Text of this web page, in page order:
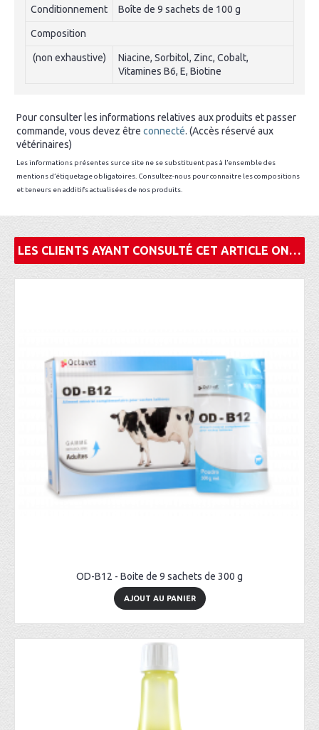
Conditionnement Boîte de 9 sachets de 100 g
Composition
(non exhaustive)
Niacine, Sorbitol, Zinc, Cobalt,
Vitamines B6, E, Biotine
Pour consulter les informations relatives aux produits et passer
commande, vous devez être connecté. (Accès réservé aux
vétérinaires)
Les informations présentes sur ce site ne se substituent pas à l’ensemble des
mentions d’étiquetage obligatoires. Consultez-nous pour connaitre les compositions
et teneurs en additifs actualisées de nos produits.
LES CLIENTS AYANT CONSULTÉ CET ARTICLE ONT ÉGALEMENT ACHETÉ
OD-B12 - Boite de 9 sachets de 300 g
AJOUT AU PANIER